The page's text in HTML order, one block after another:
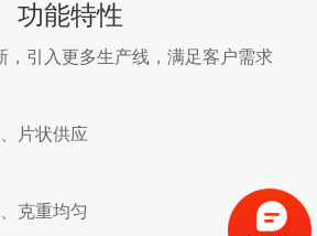
功能特性
，引入更多生产线，满足客户需求
片状供应
克重均匀